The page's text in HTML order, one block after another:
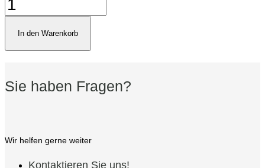
In den Warenkorb
Sie haben Fragen?
Wir helfen gerne weiter
Kontaktieren Sie uns!